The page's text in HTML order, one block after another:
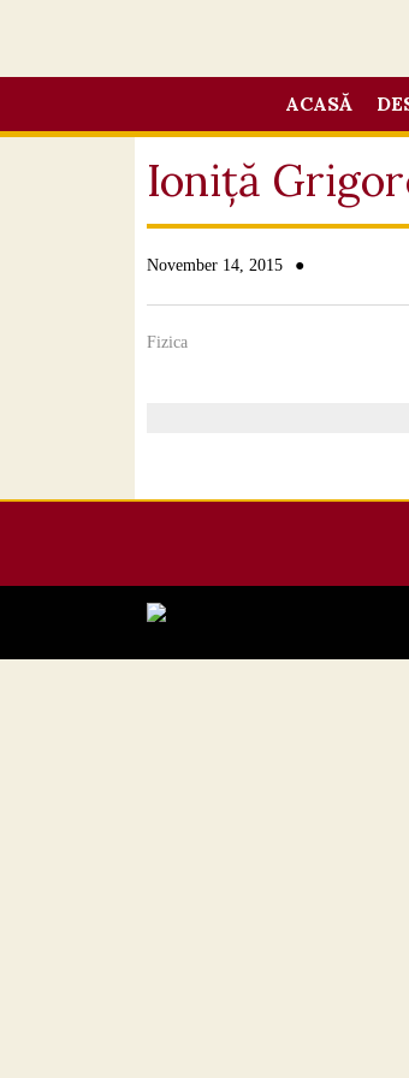
ACASĂ
Ioniță
November 14, 2015 ●
Fizica